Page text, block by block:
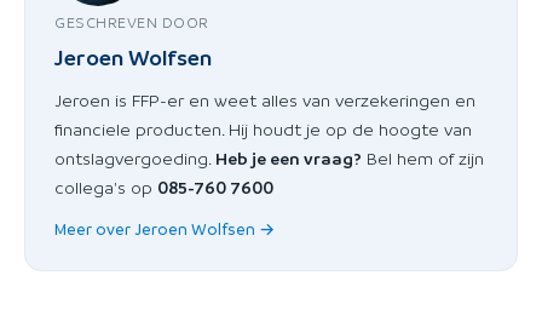
GESCHREVEN DOOR
Jeroen Wolfsen
Jeroen is FFP-er en weet alles van verzekeringen en
financiele producten. Hij houdt je op de hoogte van
ontslagvergoeding. Heb je een vraag? Bel hem of zijn
collega's op 085-760 7600
Meer over Jeroen Wolfsen →